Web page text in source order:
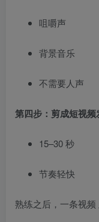
咀嚼声
背景音乐
不需要人声
第四步：剪成短视频
15–30 秒
节奏轻快
熟练之后，一条视频